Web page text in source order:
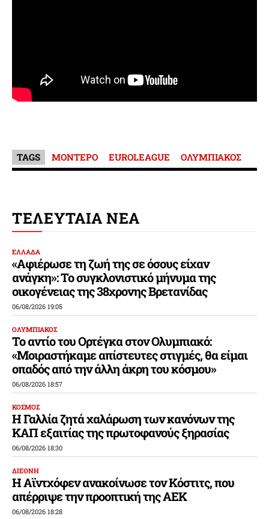
TAGS ΜΟΝΤΕΡΟ EUROLEAGUE ΟΛΥΜΠΙΑΚΟΣ
ΤΕΛΕΥΤΑΙΑ ΝΕΑ
ΕΛΛΑΔΑ
«Αφιέρωσε τη ζωή της σε όσους είχαν
ανάγκη»: Το συγκλονιστικό μήνυμα της
οικογένειας της 38χρονης Βρετανίδας
06/08/2026 19:05
ΟΛΥΜΠΙΑΚΟΣ
Το αντίο του Ορτέγκα στον Ολυμπιακό:
«Μοιραστήκαμε απίστευτες στιγμές, θα είμαι
οπαδός από την άλλη άκρη του κόσμου»
06/08/2026 18:57
ΚΟΣΜΟΣ
Η Γαλλία ζητά χαλάρωση των κανόνων της
ΚΑΠ εξαιτίας της πρωτοφανούς ξηρασίας
06/08/2026 18:30
ΔΙΕΘΝΗ
Η Αϊντχόφεν ανακοίνωσε τον Κόστιτς, που
απέρριψε την προοπτική της ΑΕΚ
06/08/2026 18:28